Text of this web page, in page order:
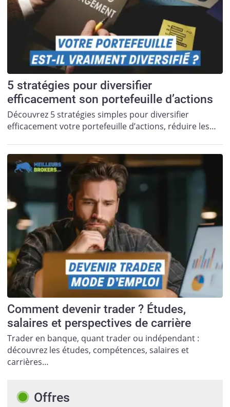
5 stratégies pour diversifier
efficacement son portefeuille d’actions
Découvrez 5 stratégies simples pour diversifier
efficacement votre portefeuille d’actions, réduire les…
Comment devenir trader ? Études,
salaires et perspectives de carrière
Trader en banque, quant trader ou indépendant :
découvrez les études, compétences, salaires et
carrières…
Offres